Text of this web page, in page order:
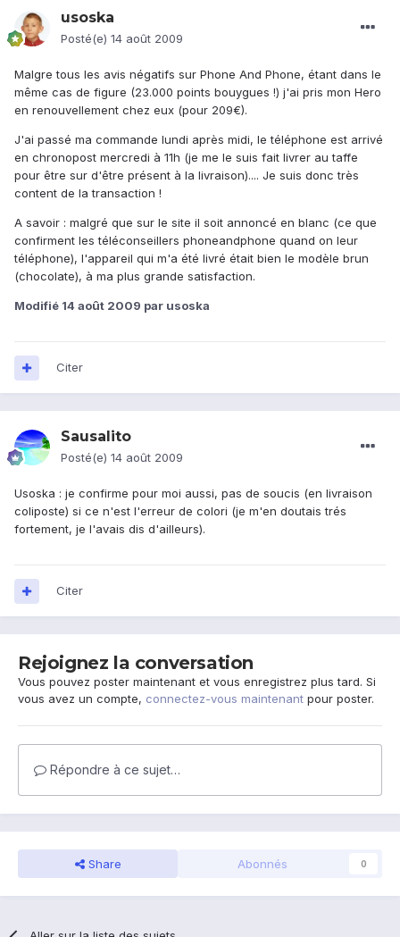
usoska
Posté(e) 14 août 2009
Malgre tous les avis négatifs sur Phone And Phone, étant dans le
même cas de figure (23.000 points bouygues !) j'ai pris mon Hero
en renouvellement chez eux (pour 209€).
J'ai passé ma commande lundi après midi, le téléphone est arrivé
en chronopost mercredi à 11h (je me le suis fait livrer au taffe
pour être sur d'être présent à la livraison).... Je suis donc très
content de la transaction !
A savoir : malgré que sur le site il soit annoncé en blanc (ce que
confirment les téléconseillers phoneandphone quand on leur
téléphone), l'appareil qui m'a été livré était bien le modèle brun
(chocolate), à ma plus grande satisfaction.
Modifié 14 août 2009 par usoska
Citer
Sausalito
Posté(e) 14 août 2009
Usoska : je confirme pour moi aussi, pas de soucis (en livraison
coliposte) si ce n'est l'erreur de colori (je m'en doutais trés
fortement, je l'avais dis d'ailleurs).
Citer
Rejoignez la conversation
Vous pouvez poster maintenant et vous enregistrez plus tard. Si
vous avez un compte, connectez-vous maintenant pour poster.
Répondre à ce sujet…
Share Abonnés 0